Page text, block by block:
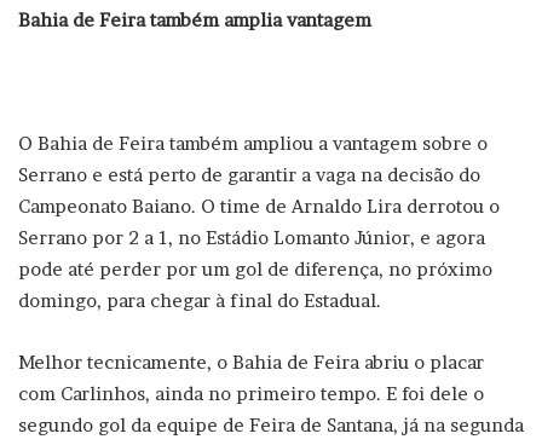
Bahia de Feira também amplia vantagem
O Bahia de Feira também ampliou a vantagem sobre o
Serrano e está perto de garantir a vaga na decisão do
Campeonato Baiano. O time de Arnaldo Lira derrotou o
Serrano por 2 a 1, no Estádio Lomanto Júnior, e agora
pode até perder por um gol de diferença, no próximo
domingo, para chegar à final do Estadual.
Melhor tecnicamente, o Bahia de Feira abriu o placar
com Carlinhos, ainda no primeiro tempo. E foi dele o
segundo gol da equipe de Feira de Santana, já na segunda